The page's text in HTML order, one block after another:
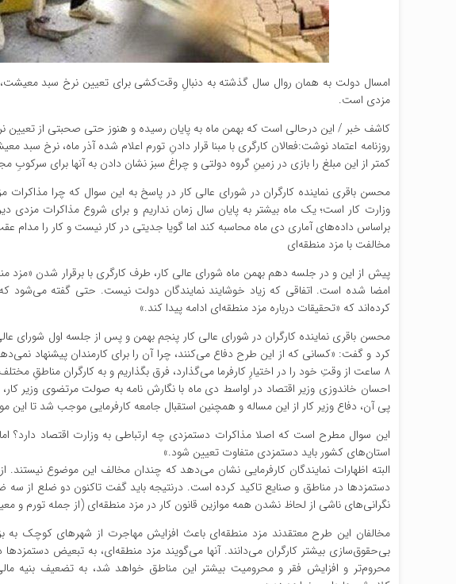
امسال دولت به همان روال سال گذشته به دنبالِ وقت‌کشی برای تعیین نرخ سبد
مزدی است.
کاشف خبر / این درحالی است که بهمن ماه به پایان رسیده و هنوز حتی صحبتی از
کمتر از این مبلغ را بازی در زمینِ گروه دولتی و چراغ سبز نشان دادن به آنها برای سرکوبِ
وزارت کار است؛ یک ماه بیشتر به پایان سال زمان نداریم و برای شروع مذاکرات
براساس داده‌های آماری دی‌ ماه محاسبه کند اما گویا جدیتی در کار نیست و کار را مدام
مخالفت با مزد منطقه‌ای
پیش از این و در جلسه دهم بهمن ماه شورای عالی کار، طرف کارگری با برقرار شدن
امضا شده است. اتفاقی که زیاد خوشایند نمایندگان دولت نیست. حتی گفته می‌شود که
کرده‌اند که «تحقیقات درباره مزد منطقه‌ای ادامه پیدا کند.»
محسن باقری نماینده کارگران در شورای عالی کار پنجم بهمن و پس از جلسه اول شورای
کرد و گفت: «کسانی که از این طرح دفاع می‌کنند، چرا آن را برای کارمندان پیشنهاد
۸ ساعت از وقتِ خود را در اختیارِ کارفرما می‌گذارد، فرق بگذاریم و به کارگران مناطقِ مختلف، حداقل دستمزدِ متفاوت بدهیم به هیچ‌وجه مورد قبول ما نیست.»
پی آن، دفاع وزیر کار از این مساله و همچنین استقبال جامعه کارفرمایی موجب شد تا این
این سوال مطرح است که اصلا مذاکرات دستمزدی چه ارتباطی به وزارت اقتصاد دارد؟
استان‌های کشور باید دستمزدی متفاوت تعیین شود.»
البته اظهارات نمایندگان کارفرمایی نشان می‌دهد که چندان مخالف این موضوع نیستند.
دستمزدها در مناطق و صنایع تاکید کرده است. درنتیجه باید گفت تاکنون دو ضلع از سه
نگرانی‌های ناشی از لحاظ نشدن همه موازین قانون کار در مزد منطقه‌ای (از جمله تورم
مخالفان این طرح معتقدند مزد منطقه‌ای باعث افزایش مهاجرت از شهرهای کوچک به
بی‌حقوق‌سازی بیشتر کارگران می‌دانند. آنها می‌گویند مزد منطقه‌ای، به تبعیض
محروم‌تر و افزایش فقر و محرومیت بیشتر این مناطق خواهد شد، به تضعیف بنیه